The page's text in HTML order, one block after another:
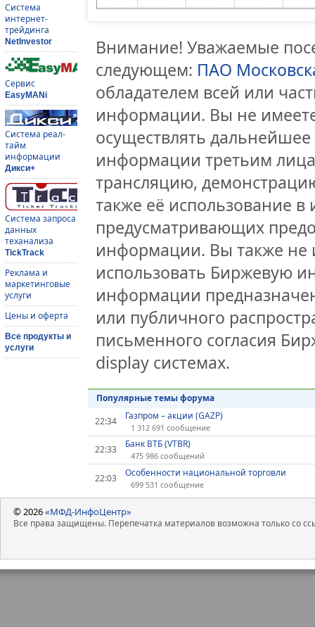
Система
интернет-
трейдинга
NetInvestor
Сервис
EasyMANi
Система реал-
тайм
информации
Дикси+
Система запроса
данных
теханализа
TickTrack
Реклама и
маркетинговые
услуги
Цены и оферта
Все продукты и
услуги
Внимание! Уважаемые
следующем: ПАО
обладателем всей или
информации. Вы не
осуществлять
информации третьим
трансляцию,
также её использование
предусматривающих
информации. Вы также не
использовать Биржевую
информации
или публичного
письменного согласия
display системах.
Популярные темы форума
22:34
Газпром – акции (GAZP)
1 312 691 сообщение
22:33 Банк ВТБ (VTBR)
475 986 сообщений
22:03 Особенности национальной торговли
699 531 сообщение
© 2026«МФД-ИнфоЦентр»
Все права защищены. Перепечатка материалов возможна только со